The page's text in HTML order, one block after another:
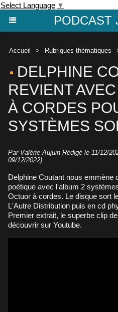
Select Language ▼
PODCAST
Accueil > Rubriques thématiques
DELPHINE
REVIENT
À CORDES
SYSTÈMES
Par Valérie Aujuin Rédigé le 11/12/
09/12/2022)
Delphine Coutant nous emmène
poétique avec l'album 2
Octuor à cordes. Le disque sort
L'Autre Distribution puis en cd
Premier extrait, le superbe clip
découvrir sur Youtube.